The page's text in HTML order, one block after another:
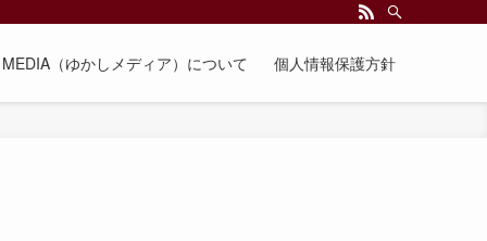
（ゆかしメディア）について 個人情報保護方針